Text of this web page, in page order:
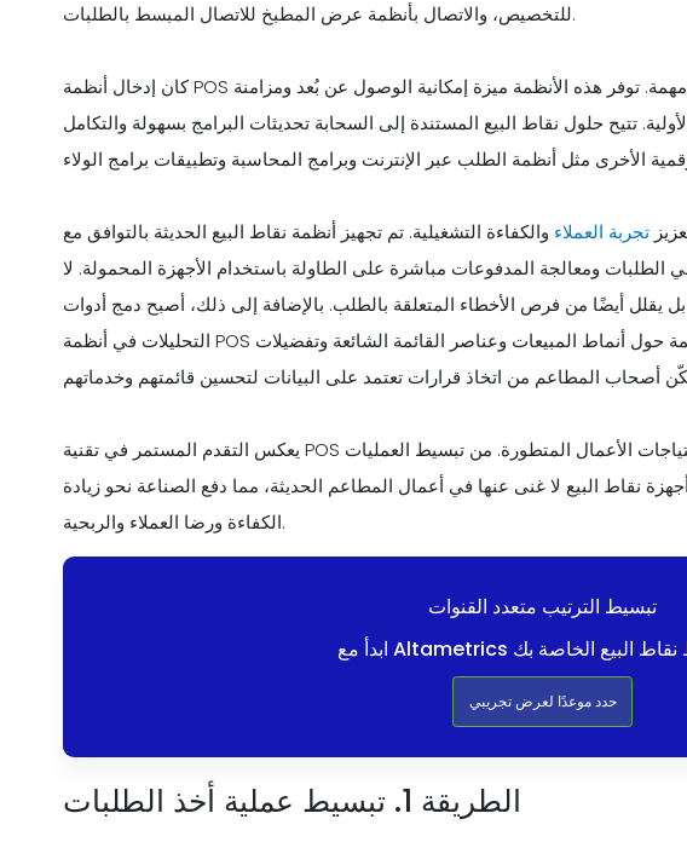
للتخصيص، والاتصال بأنظمة عرض المطبخ للاتصال المبسط بالطلبات.
كان إدخال أنظمة POS القائمة على السحابة بمثابة نقطة تحول مهمة. توفر هذه الأنظمة ميزة إمكانية الوصول عن بُعد ومزامنة
تتيح حلول نقاط البيع المستندة إلى السحابة تحديثات البرامج بسهولة والتكامل
تجربة العملاء والكفاءة التشغيلية. تم تجهيز أنظمة نقاط البيع الحديثة بالتوافق مع
الطلبات ومعالجة المدفوعات مباشرة على الطاولة باستخدام الأجهزة المحمولة. لا
أيضًا من فرص الأخطاء المتعلقة بالطلب. بالإضافة إلى ذلك، أصبح دمج أدوات
التحليلات في أنظمة POS أمرًا بالغ الأهمية. توفر هذه الأدوات رؤى قيمة حول أنماط المبيعات وعناصر القائمة الشائعة وتفضيلات
يعكس التقدم المستمر في تقنية POS التزام الصناعة بتبني حلول مبتكرة لتلبية احتياجات الأعمال المتطورة. من تبسيط العمليات
نقاط البيع لا غنى عنها في أعمال المطاعم الحديثة، مما دفع الصناعة نحو زيادة
الكفاءة ورضا العملاء والربحية.
تبسيط الترتيب متعدد القنوات
حدد موعدًا لعرض تجريبي
الطريقة 1. تبسيط عملية أخذ الطلبات